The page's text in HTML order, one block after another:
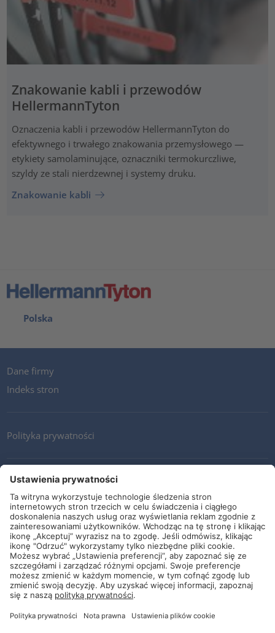
Znakowanie kabli i przewodów
HellermannTyton
Oznaczenia kabli i przewodów HellermannTyton do
efektywnego i trwałego znakowania przemysłowego —
etykiety samolaminujące, oznaczniki termokurczliwe,
szyldy ze stali nierdzewnej i systemy druku.
Znakowanie kabli
Polska
Dane firmy
Indeks stron
Polityka prywatności
Kontakt
Newsletter
Ogólne warunki i dostawy
Wytyczne i zobowiązania
Media społecznościowe